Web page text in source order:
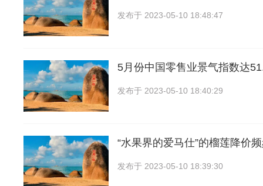
发布于 2023-05-10 18:48:47
5月份中国零售业景气指数达
发布于 2023-05-10 18:40:29
“水果界的爱马仕”的榴莲降价
发布于 2023-05-10 18:39:30